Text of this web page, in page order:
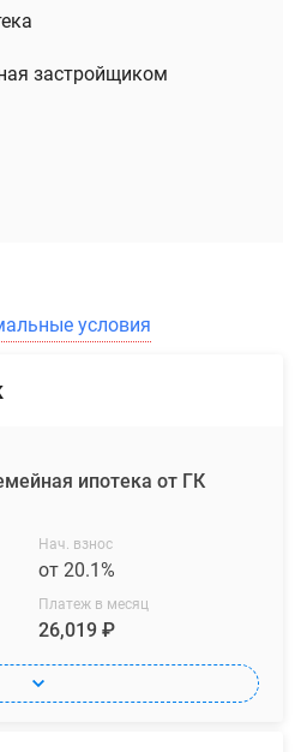
застройщиком
условия
ипотека от ГК
Нач. взнос
от 20.1%
Платеж в месяц
26,019 ₽